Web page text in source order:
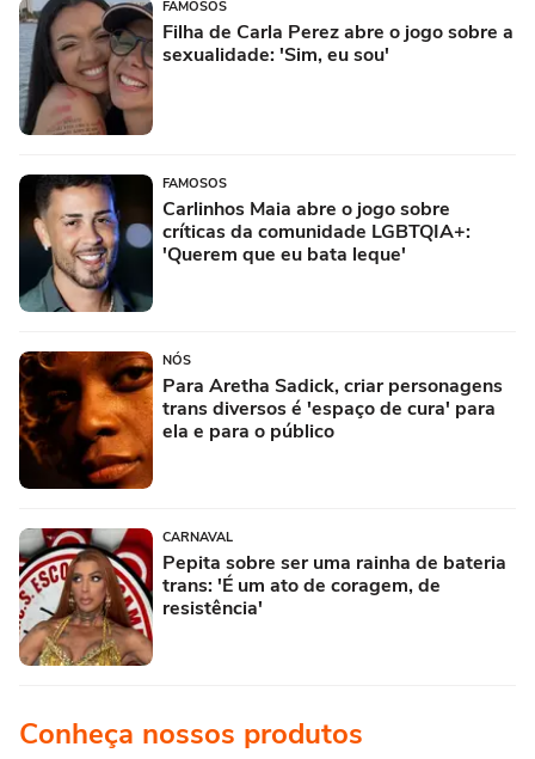
FAMOSOS
Filha de Carla Perez abre o jogo sobre a
sexualidade: 'Sim, eu sou'
FAMOSOS
Carlinhos Maia abre o jogo sobre
críticas da comunidade LGBTQIA+:
'Querem que eu bata leque'
NÓS
Para Aretha Sadick, criar personagens
trans diversos é 'espaço de cura' para
ela e para o público
CARNAVAL
Pepita sobre ser uma rainha de bateria
trans: 'É um ato de coragem, de
resistência'
Conheça nossos produtos